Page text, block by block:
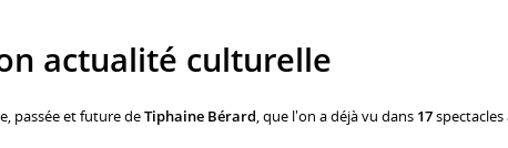
actualité culturelle
passée et future deTiphaine Bérard, que l'on a déjà vu dans 17spectacles